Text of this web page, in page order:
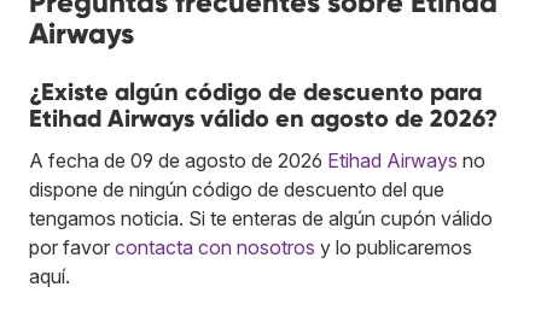
Airways
¿Existe algún código de descuento para
Etihad Airways válido en agosto de 2026?
A fecha de 09 de agosto de 2026 Etihad Airways no
dispone de ningún código de descuento del que
tengamos noticia. Si te enteras de algún cupón válido
por favor contacta con nosotros y lo publicaremos
aquí.